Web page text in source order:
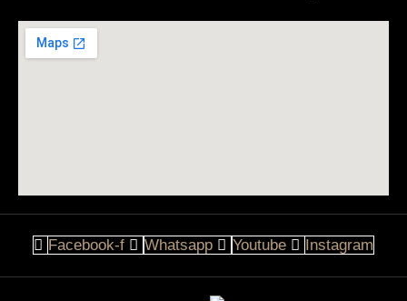
Facebook-f Whatsapp Youtube Instagram